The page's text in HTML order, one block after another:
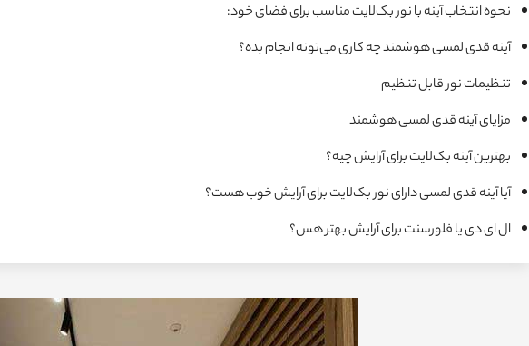
نحوه انتخاب آینه با نور بک‌لایت مناسب برای فضای خود:
آینه قدی لمسی هوشمند چه کاری می‌تونه انجام بده؟
تنظیمات نور قابل تنظیم
مزایای آینه قدی لمسی هوشمند
بهترین آینه ‌بک‌لایت برای آرایش چیه؟
آیا آینه قدی لمسی دارای نور بک‌لایت برای آرایش خوب هست؟
ال ای دی یا فلورسنت برای آرایش بهتر هس؟